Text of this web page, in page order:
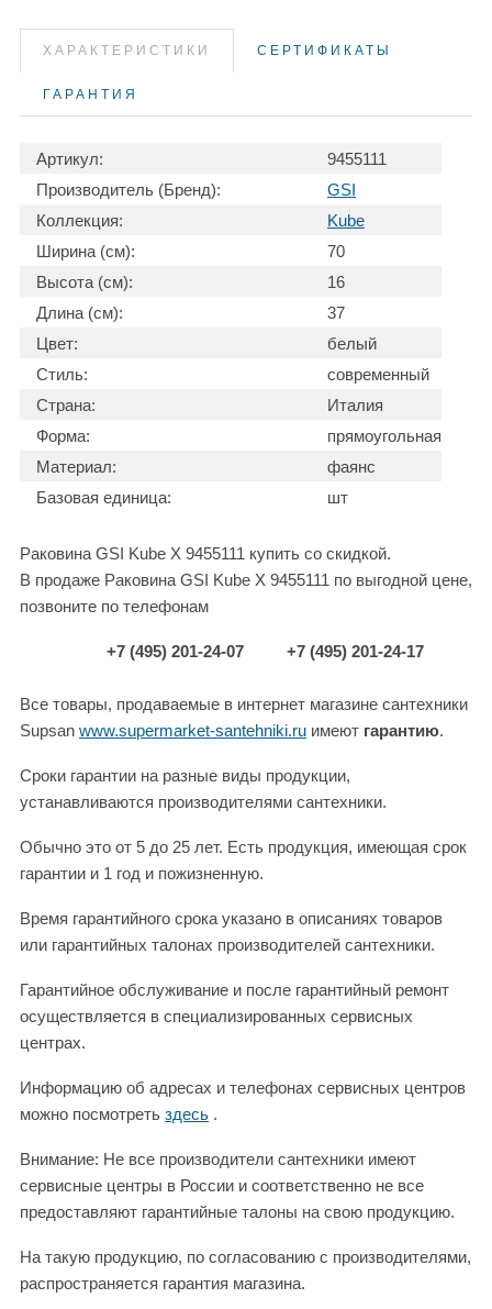
ХАРАКТЕРИСТИКИ СЕРТИФИКАТЫ
ГАРАНТИЯ
Артикул:
9455111
Производитель (Бренд):
GSI
Коллекция:
Kube
Ширина (см):
70
Высота (см):
16
Длина (см):
37
Цвет:
белый
Стиль:
современный
Страна:
Италия
Форма:
прямоугольная
Материал:
фаянс
Базовая единица:
шт
Раковина GSI Kube X 9455111 купить со скидкой.
В продаже Раковина GSI Kube X 9455111 по выгодной цене,
позвоните по телефонам
+7 (495) 201-24-07 +7 (495) 201-24-17
Все товары, продаваемые в интернет магазине сантехники
Supsan www.supermarket-santehniki.ru имеют гарантию.
Сроки гарантии на разные виды продукции,
устанавливаются производителями сантехники.
Обычно это от 5 до 25 лет. Есть продукция, имеющая срок
гарантии и 1 год и пожизненную.
Время гарантийного срока указано в описаниях товаров
или гарантийных талонах производителей сантехники.
Гарантийное обслуживание и после гарантийный ремонт
осуществляется в специализированных сервисных
центрах.
Информацию об адресах и телефонах сервисных центров
можно посмотреть здесь .
Внимание: Не все производители сантехники имеют
сервисные центры в России и соответственно не все
предоставляют гарантийные талоны на свою продукцию.
На такую продукцию, по согласованию с производителями,
распространяется гарантия магазина.